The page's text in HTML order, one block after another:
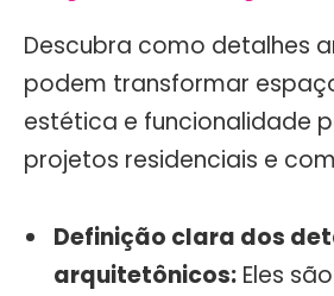
Descubra como detalhes
podem transformar
estética e funcionalidade
projetos residenciais e
Definição clara dos
arquitetônicos: Eles